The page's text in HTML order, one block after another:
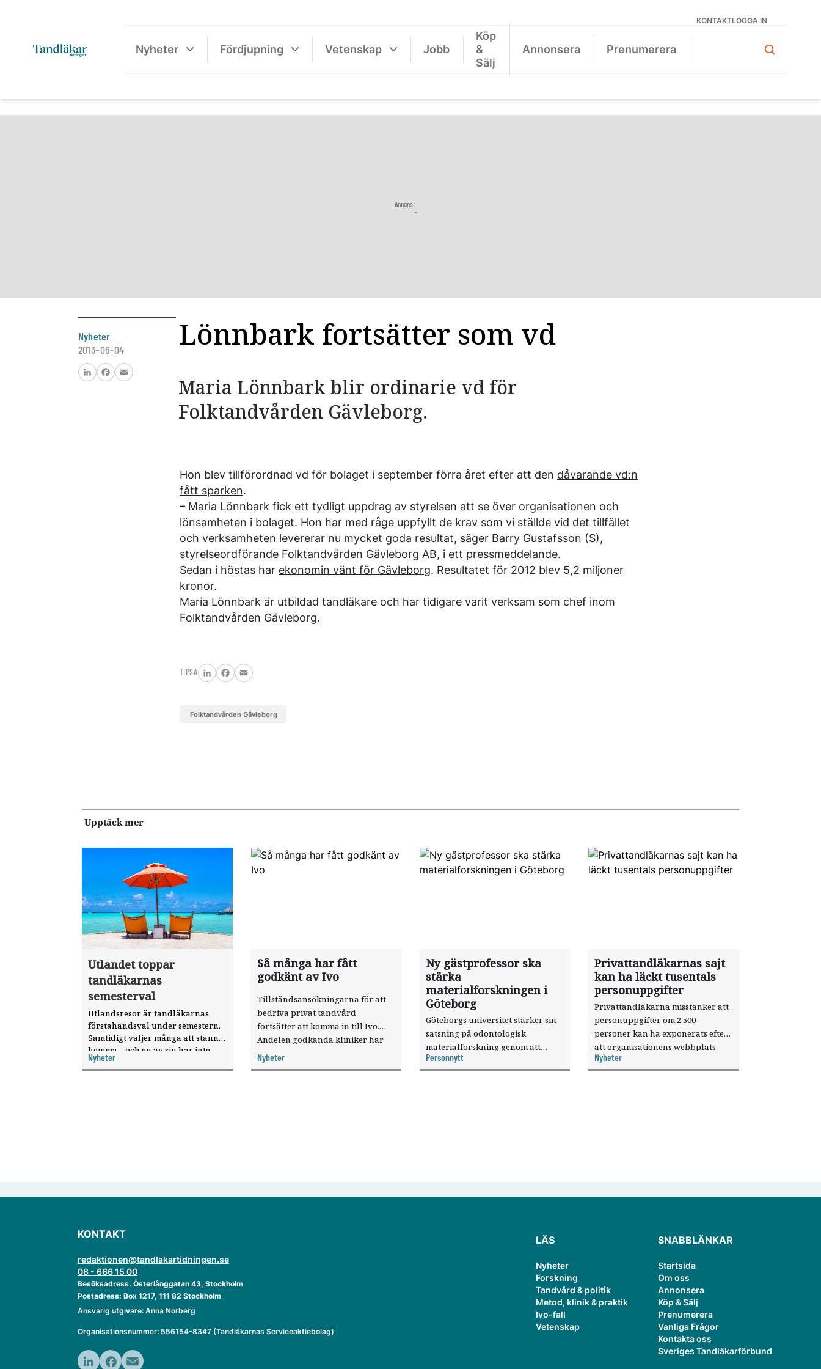
KONTAKTLOGGA IN
Nyheter Fördjupning Vetenskap Jobb
Köp
&
Sälj
Annonsera Prenumerera
Annons
Nyheter
2013-06-04
FacebookEmail
Lönnbark fortsätter som vd
Maria Lönnbark blir ordinarie vd för
Folktandvården Gävleborg.
Hon blev tillförordnad vd för bolaget i september förra året efter att den dåvarande vd:n
fått sparken.
– Maria Lönnbark fick ett tydligt uppdrag av styrelsen att se över organisationen och
lönsamheten i bolaget. Hon har med råge uppfyllt de krav som vi ställde vid det tillfället
och verksamheten levererar nu mycket goda resultat, säger Barry Gustafsson (S),
styrelseordförande Folktandvården Gävleborg AB, i ett pressmeddelande.
Sedan i höstas har ekonomin vänt för Gävleborg. Resultatet för 2012 blev 5,2 miljoner
kronor.
Maria Lönnbark är utbildad tandläkare och har tidigare varit verksam som chef inom
Folktandvården Gävleborg.
TIPSA
LinkedInFacebook
Email
Folktandvården Gävleborg
Upptäck mer
Utlandet toppar
tandläkarnas
semesterval
Utlandsresor är tandläkarnas
förstahandsval under semestern.
Samtidigt väljer många att stanna
hemma – och en av sju har inte
haft någon sommarledighet alls,
enligt "månadens fråga".
Nyheter
Så många har fått
godkänt av Ivo
Tillståndsansökningarna för att
bedriva privat tandvård
fortsätter att komma in till Ivo.
Andelen godkända kliniker har
ökat, visar nya siffror.
Nyheter
Ny gästprofessor ska
stärka
materialforskningen i
Göteborg
Göteborgs universitet stärker sin
satsning på odontologisk
materialforskning genom att
knyta forskaren Pekka Vallittu till
verksamheten som gästprofessor.
Personnytt
Privattandläkarnas sajt
kan ha läckt tusentals
personuppgifter
Privattandläkarna misstänker att
personuppgifter om 2 500
personer kan ha exponerats efter
att organisationens webbplats
utnyttjats genom en sårbarhet i ett
publiceringsverktyg.
Nyheter
KONTAKT
redaktionen@tandlakartidningen.se
08 - 666 15 00
Besöksadress: Österlånggatan 43, Stockholm
Postadress: Box 1217, 111 82 Stockholm
Ansvarig utgivare: Anna Norberg
Organisationsnummer: 556154-8347 (Tandläkarnas Serviceaktiebolag)
LÄS
Nyheter
Forskning
Tandvård & politik
Metod, klinik & praktik
Ivo-fall
Vetenskap
SNABBLÄNKAR
Startsida
Om oss
Annonsera
Köp & Sälj
Prenumerera
Vanliga Frågor
Kontakta oss
Sveriges Tandläkarförbund